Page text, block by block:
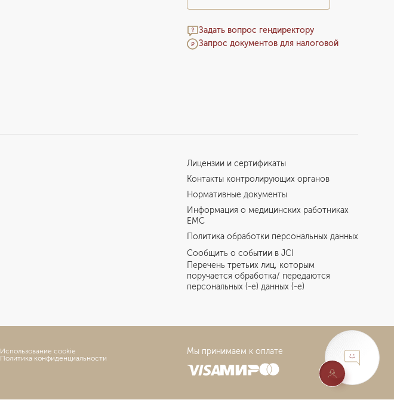
Задать вопрос гендиректору
Запрос документов для налоговой
Лицензии и сертификаты
Контакты контролирующих органов
Нормативные документы
Информация о медицинских работниках
EMC
Политика обработки персональных данных
Сообщить о событии в JCI
Перечень третьих лиц, которым
поручается обработка/ передаются
персональных (-е) данных (-е)
Использование cookie
Политика конфиденциальности
Мы принимаем к оплате